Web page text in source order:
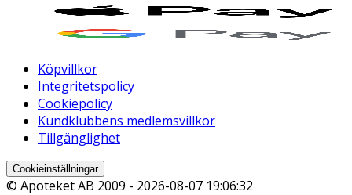
Köpvillkor
Integritetspolicy
Cookiepolicy
Kundklubbens medlemsvillkor
Tillgänglighet
Cookieinställningar
© Apoteket AB 2009 - 2026-08-07 19:06:32